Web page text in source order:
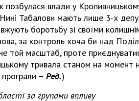
позбулася влади у
Табалови мають лише 3-х
боротьбу зі своїми
за контроль хоча би над
той масштаб, проте
тривала станом на момент
програли – Ред.)
за групами впливу